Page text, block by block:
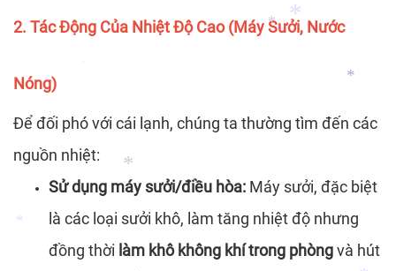
*
2. Tác Động Của Nhiệt Độ Cao (Máy Sưởi, Nước
Nóng)
Để đối phó với cái lạnh, chúng ta thường tìm đến các
nguồn nhiệt:
Sử dụng máy sưởi/điều hòa: Máy sưởi, đặc biệt
là các loại sưởi khô, làm tăng nhiệt độ nhưng
đồng thời làm khô không khí trong phòngvà hút